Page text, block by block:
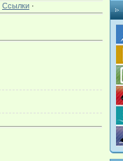
Ссылки·